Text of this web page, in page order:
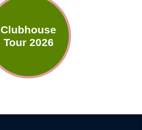
Clubhouse
Tour 2026